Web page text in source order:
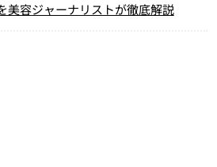
美容ジャーナリストが徹底解説